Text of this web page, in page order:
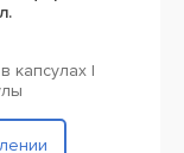
капсулах |